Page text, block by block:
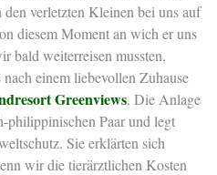
verletzten Kleinen bei uns auf
diesem Moment an wich er uns
bald weiterreisen mussten,
einem liebevollen Zuhause
Greenviews. Die Anlage
Paar und legt
Sie erklärten sich
wir die tierärztlichen Kosten